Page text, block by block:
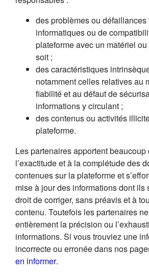
des problèmes ou défaillances
informatiques ou de
plateforme avec un matériel
soit ;
des caractéristiques
notamment celles relatives au
fiabilité et au défaut de
informations y circulant ;
des contenus ou activités
plateforme.
Les partenaires apportent beaucoup
l’exactitude et à la complétude des
contenues sur la plateforme et
mise à jour des informations dont ils
droit de corriger, sans préavis et à
contenu. Toutefois les partenaires
entièrement la précision ou
informations. Si vous trouviez une
incorrecte ou erronée dans nos
en informer(s'ouvre dans un nouvel
.